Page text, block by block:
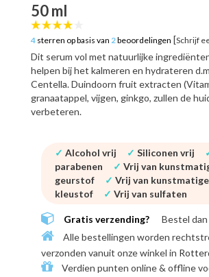
50 ml
4 sterren op basis van 2beoordelingen [Schrijf
Dit serum vol met natuurlijke
helpen bij het kalmeren en hydrateren
Centella. Duindoorn fruit extracten
granaatappel, vijgen, ginkgo, zullen de
verbeteren.
✓ Alcohol vrij ✓ Siliconen vrij
parabenen
✓ Vrij van
geurstof
✓ Vrij van kunstmatige
kleustof
✓ Vrij van sulfaten
Gratis verzending? Bestel
Alle bestellingen worden
verzonden vanuit onze winkel in
Verdien punten online & offline